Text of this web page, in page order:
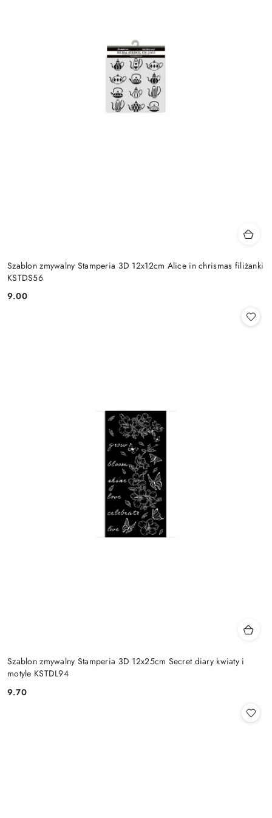
Szablon zmywalny Stamperia 3D 12x12cm Alice in chrismas filiżanki
KSTDS56
Cena:
9.00
Szablon zmywalny Stamperia 3D 12x25cm Secret diary kwiaty i
motyle KSTDL94
Cena:
9.70